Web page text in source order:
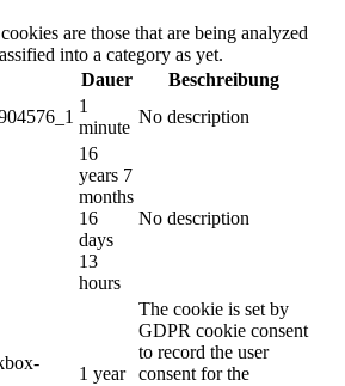
are those that are being analyzed
into a category as yet.
Dauer
Beschreibung
1
minute
No description
16
years 7
months
16
days
13
hours
No description
1 year
The cookie is set by
GDPR cookie consent
to record the user
consent for the